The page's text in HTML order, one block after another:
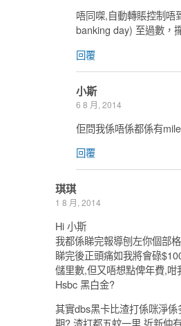
唔同㗎,自動轉賬控制唔
banking day) 至過數，
回覆
小斯
6 8 月, 2014
佢問我係唔係都係有
回覆
琪琪
1 8 月, 2014
Hi 小斯
我都係睇完報導刨左你個部
睇完後正頭痛如我將會碌
儲里數,但又唔想點俾年費,
Hsbc 黑白金?
其實dbs黑卡比渣打係咪淨
期? 渣打都五蚊一里,近新仲